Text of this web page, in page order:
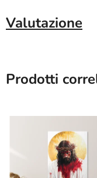
Valutazione
Prodotti